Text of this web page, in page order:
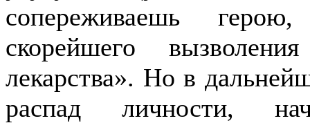
сопереживаешь
скорейшего
лекарства». Но в
распад личности,